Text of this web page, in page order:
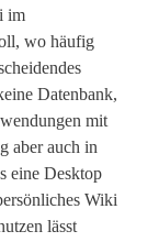
im
wo häufig
Datenbank,
mit
aber auch in
eine Desktop
Wiki
lässt